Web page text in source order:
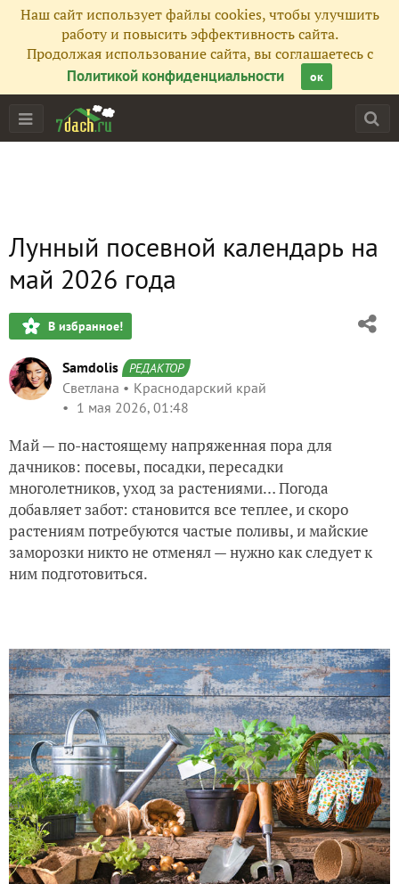
Наш сайт использует файлы cookies, чтобы улучшить
работу и повысить эффективность сайта.
Продолжая использование сайта, вы соглашаетесь с
Политикой конфиденциальности
ок
Лунный посевной календарь на
май 2026 года
В избранное!
Samdolis РЕДАКТОР
Светлана
Краснодарский край
1 мая 2026, 01:48
Май — по-настоящему напряженная пора для
дачников: посевы, посадки, пересадки
многолетников, уход за растениями… Погода
добавляет забот: становится все теплее, и скоро
растениям потребуются частые поливы, и майские
заморозки никто не отменял — нужно как следует к
ним подготовиться.